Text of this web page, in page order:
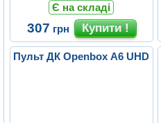
Є на складі
307 грн
Пульт ДК Openbox A6 UHD